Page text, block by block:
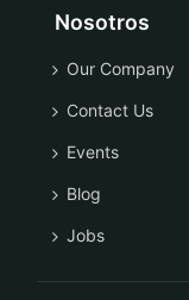
Nosotros
Our Company
Contact Us
Events
Blog
Jobs